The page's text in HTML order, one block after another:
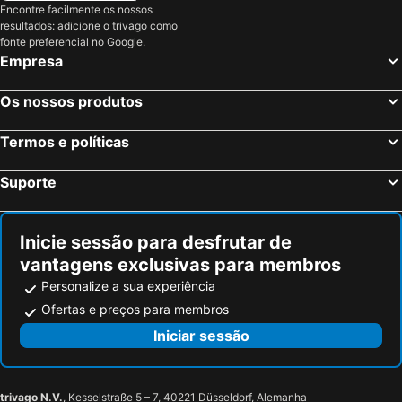
ibis budget Villeneuve-le-Roi
Independent (SPHC) Hotel Paris Marne-la-Vallée
Aparthotel Adagio Paris Vincennes
Novotel Paris Créteil Le Lac
Saintes, Poitou-Charentes Hotéis
Saint-Martin-de-Ré, Poitou-Charentes Hotéis
Nice, Provença-Alpes-Costa Azul Hotéis
Estrasburgo, Alsácia Hotéis
Bordéus, Aquitânia Hotéis
Colmar, Alsácia Hotéis
Encontre facilmente os nossos
resultados: adicione o trivago como
fonte preferencial no Google.
Empresa
Os nossos produtos
Termos e políticas
Suporte
Inicie sessão para desfrutar de
vantagens exclusivas para membros
Personalize a sua experiência
Ofertas e preços para membros
Iniciar sessão
trivago N.V., Kesselstraße 5 – 7, 40221 Düsseldorf, Alemanha